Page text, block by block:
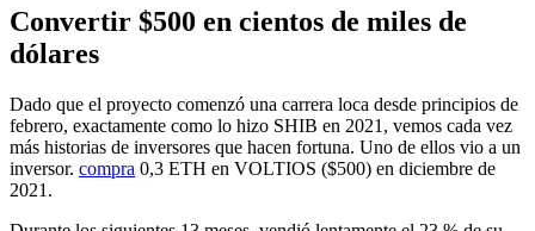
Convertir $500 en cientos de miles de
dólares
Dado que el proyecto comenzó una carrera loca desde principios de
febrero, exactamente como lo hizo SHIB en 2021, vemos cada vez
más historias de inversores que hacen fortuna. Uno de ellos vio a un
inversor. compra 0,3 ETH en VOLTIOS ($500) en diciembre de
2021.